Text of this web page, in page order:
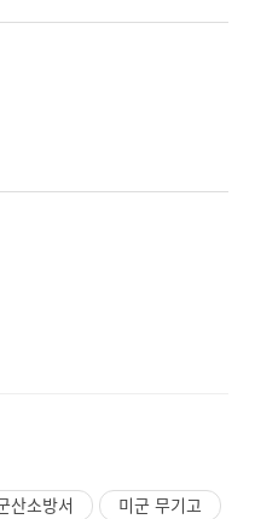
산소방서 미군 무기고